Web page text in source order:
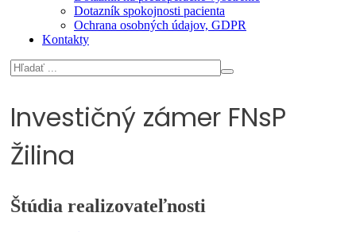
Dotazník spokojnosti pacienta
Ochrana osobných údajov, GDPR
Kontakty
Investičný zámer FNsP
Žilina
Štúdia realizovateľnosti